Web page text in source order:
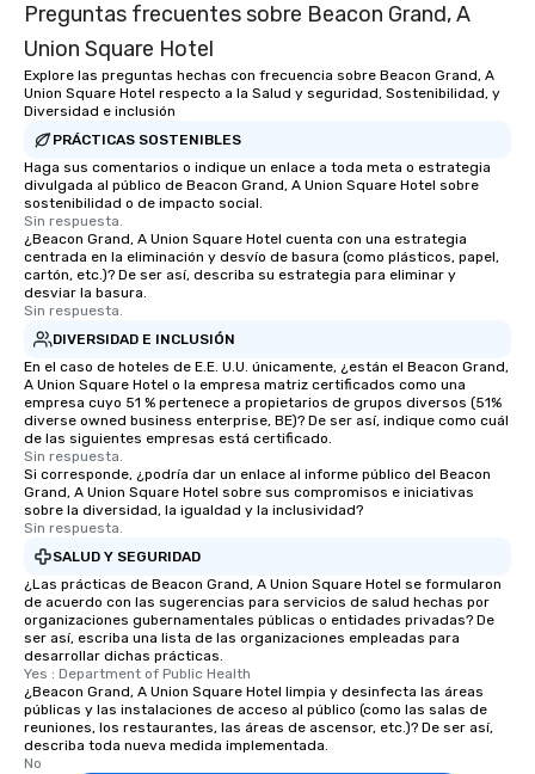
Preguntas frecuentes sobre Beacon Grand, A
Union Square Hotel
Explore las preguntas hechas con frecuencia sobre Beacon Grand, A
Union Square Hotel respecto a la Salud y seguridad, Sostenibilidad, y
Diversidad e inclusión
PRÁCTICAS SOSTENIBLES
Haga sus comentarios o indique un enlace a toda meta o estrategia
divulgada al público de Beacon Grand, A Union Square Hotel sobre
sostenibilidad o de impacto social.
Sin respuesta.
¿Beacon Grand, A Union Square Hotel cuenta con una estrategia
centrada en la eliminación y desvío de basura (como plásticos, papel,
cartón, etc.)? De ser así, describa su estrategia para eliminar y
desviar la basura.
Sin respuesta.
DIVERSIDAD E INCLUSIÓN
En el caso de hoteles de E.E. U.U. únicamente, ¿están el Beacon Grand,
A Union Square Hotel o la empresa matriz certificados como una
empresa cuyo 51 % pertenece a propietarios de grupos diversos (51%
diverse owned business enterprise, BE)? De ser así, indique como cuál
de las siguientes empresas está certificado.
Sin respuesta.
Si corresponde, ¿podría dar un enlace al informe público del Beacon
Grand, A Union Square Hotel sobre sus compromisos e iniciativas
sobre la diversidad, la igualdad y la inclusividad?
Sin respuesta.
SALUD Y SEGURIDAD
¿Las prácticas de Beacon Grand, A Union Square Hotel se formularon
de acuerdo con las sugerencias para servicios de salud hechas por
organizaciones gubernamentales públicas o entidades privadas? De
ser así, escriba una lista de las organizaciones empleadas para
desarrollar dichas prácticas.
Yes : Department of Public Health
¿Beacon Grand, A Union Square Hotel limpia y desinfecta las áreas
públicas y las instalaciones de acceso al público (como las salas de
reuniones, los restaurantes, las áreas de ascensor, etc.)? De ser así,
describa toda nueva medida implementada.
No